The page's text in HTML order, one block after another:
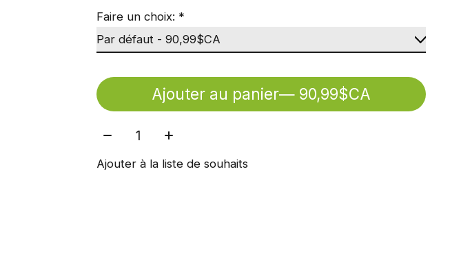
Faire un choix: *
Ajouter au panier
— 90,99$CA
Quantité:
Ajouter à la liste de souhaits